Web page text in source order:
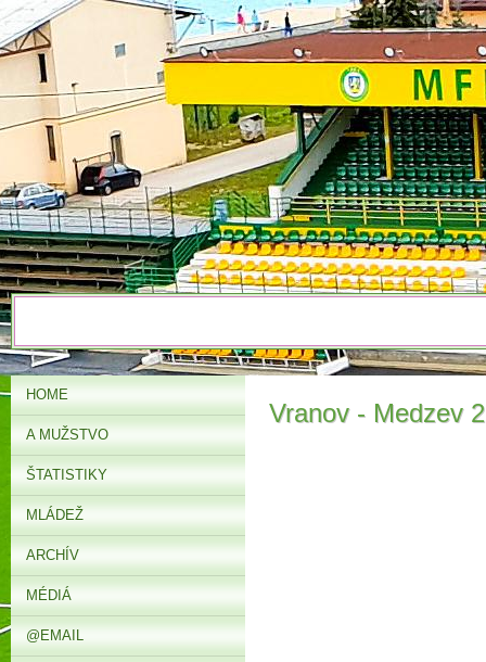
Vranov - Medzev
HOME
A MUŽSTVO
ŠTATISTIKY
MLÁDEŽ
ARCHÍV
MÉDIÁ
@EMAIL